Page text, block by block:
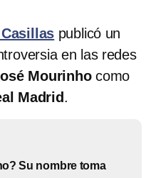
publicó un
en las redes
Mourinhocomo
Madrid .
Su nombre toma